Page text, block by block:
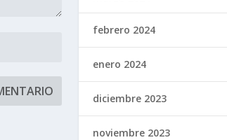
febrero 2024
enero 2024
diciembre 2023
noviembre 2023